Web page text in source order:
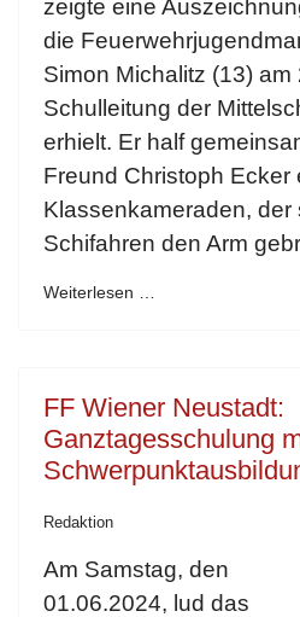
zeigte eine
die
Simon Michalitz (13)
Schulleitung der
erhielt. Er half
Freund Christoph Ecker
Klassenkameraden, der
Schifahren den Arm
Weiterlesen …
FF Wiener Neustadt:
Ganztagesschulung
Redaktion
Am Samstag, den
01.06.2024, lud das